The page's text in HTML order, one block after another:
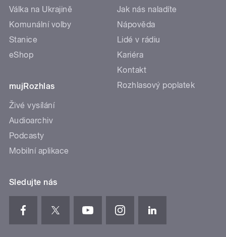
Válka na Ukrajině
Komunální volby
Stanice
eShop
mujRozhlas
Živé vysílání
Audioarchiv
Podcasty
Mobilní aplikace
Jak nás naladíte
Nápověda
Lidé v rádiu
Kariéra
Kontakt
Rozhlasový poplatek
Sledujte nás